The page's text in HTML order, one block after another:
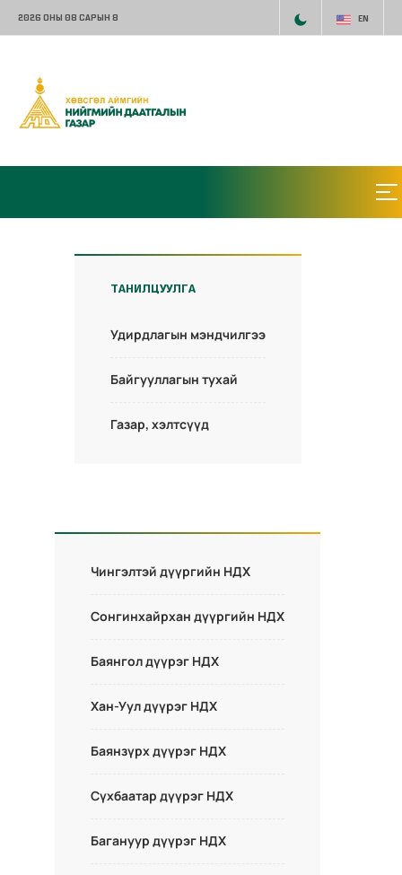
2026 ОНЫ 08 САРЫН 8 EN
ТАНИЛЦУУЛГА
Удирдлагын мэндчилгээ
Байгууллагын тухай
Газар, хэлтсүүд
Чингэлтэй дүүргийн НДХ
Сонгинхайрхан дүүргийн НДХ
Баянгол дүүрэг НДХ
Хан-Уул дүүрэг НДХ
Баянзүрх дүүрэг НДХ
Сүхбаатар дүүрэг НДХ
Багануур дүүрэг НДХ